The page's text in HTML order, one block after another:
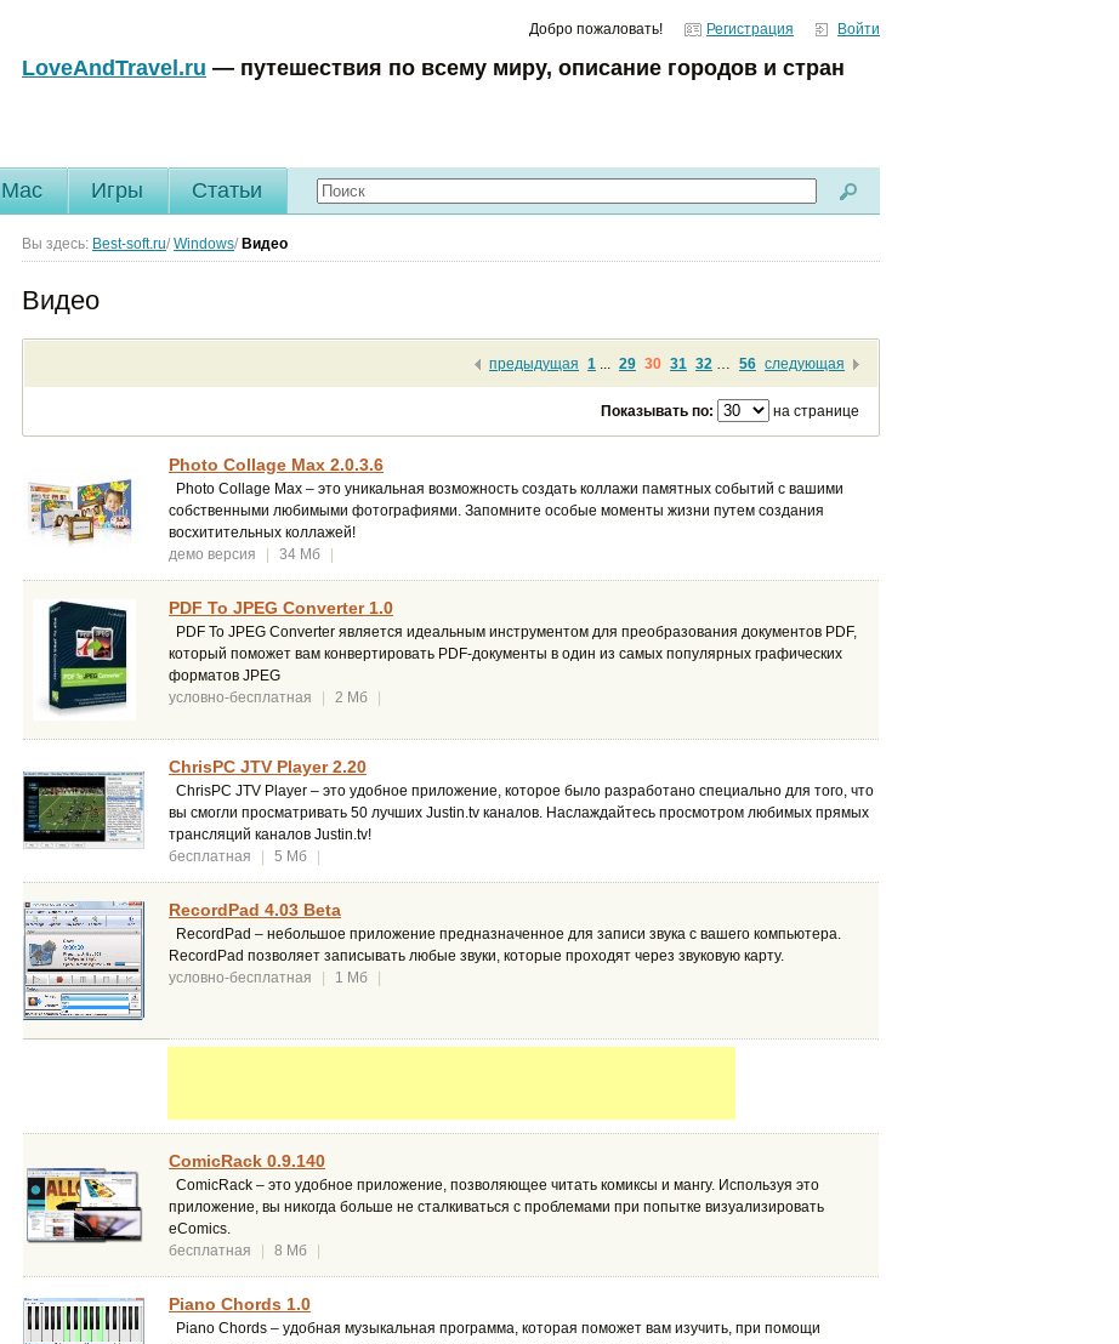
Добро пожаловать! Регистрация Войти
LoveAndTravel.ru — путешествия по всему миру, описание городов и стран
Mac Игры Статьи
Вы здесь: Best-soft.ru/ Windows/ Видео
Видео
предыдущая 1 29 30 31 32 56 следующая
Показывать по: на странице
Photo Collage Max 2.0.3.6
Photo Collage Max – это уникальная возможность создать коллажи памятных событий с вашими
собственными любимыми фотографиями. Запомните особые моменты жизни путем создания
восхитительных коллажей!
демо версия
34 Мб
PDF To JPEG Converter 1.0
PDF To JPEG Converter является идеальным инструментом для преобразования документов PDF,
который поможет вам конвертировать PDF-документы в один из самых популярных графических
форматов JPEG
условно-бесплатная
2 Мб
ChrisPC JTV Player 2.20
ChrisPC JTV Player – это удобное приложение, которое было разработано специально для того, что
вы смогли просматривать 50 лучших Justin.tv каналов. Наслаждайтесь просмотром любимых прямых
трансляций каналов Justin.tv!
бесплатная
5 Мб
RecordPad 4.03 Beta
RecordPad – небольшое приложение предназначенное для записи звука с вашего компьютера.
RecordPad позволяет записывать любые звуки, которые проходят через звуковую карту.
условно-бесплатная
1 Мб
ComicRack 0.9.140
ComicRack – это удобное приложение, позволяющее читать комиксы и мангу. Используя это
приложение, вы никогда больше не сталкиваться с проблемами при попытке визуализировать
eComics.
бесплатная
8 Мб
Piano Chords 1.0
Piano Chords – удобная музыкальная программа, которая поможет вам изучить, при помощи